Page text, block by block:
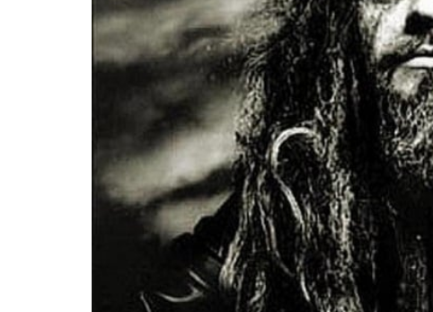
25 julio, 2026
Hurdy Gurdy Man: mapas de
creatividad
MÚSICA